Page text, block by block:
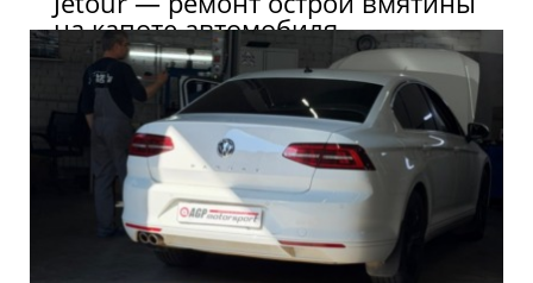
на капоте автомобиля